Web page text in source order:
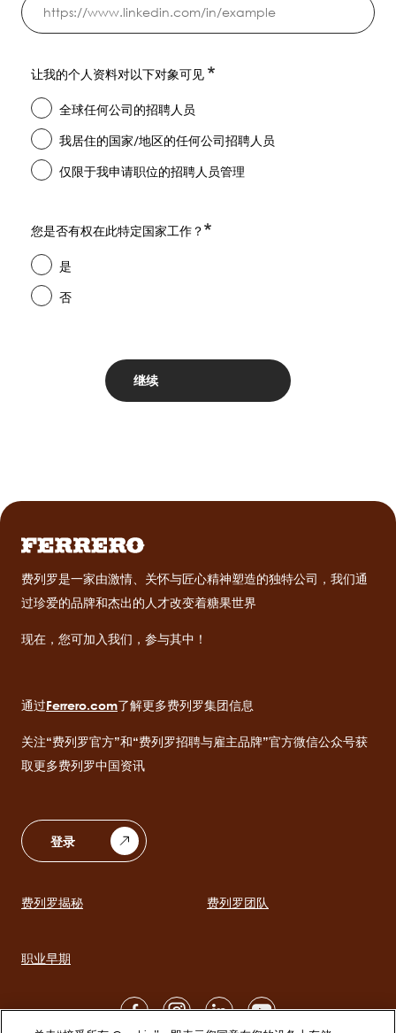
让我的个人资料对以下对象可见
全球任何公司的招聘人员
我居住的国家/地区的任何公司招聘人员
仅限于我申请职位的招聘人员管理
您是否有权在此特定国家工作？
是
否
费列罗是一家由激情、关怀与匠心精神塑造的独特公司，我们通
过珍爱的品牌和杰出的人才改变着糖果世界
现在，您可加入我们，参与其中！
通过Ferrero.com了解更多费列罗集团信息
关注“费列罗官方”和“费列罗招聘与雇主品牌”官方微信公众号获
取更多费列罗中国资讯
登录
Main
费列罗揭秘 费列罗团队
职业早期